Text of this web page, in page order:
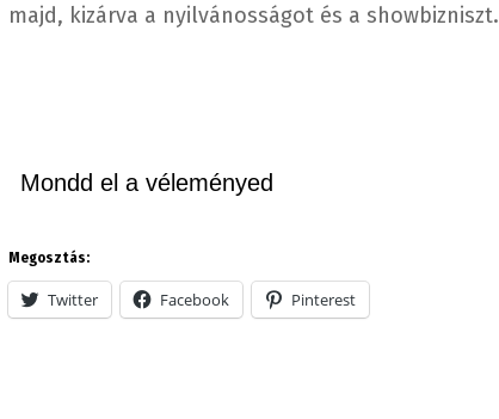
majd, kizárva a nyilvánosságot és a showbizniszt.
Mondd el a véleményed
Megosztás:
Twitter Facebook Pinterest